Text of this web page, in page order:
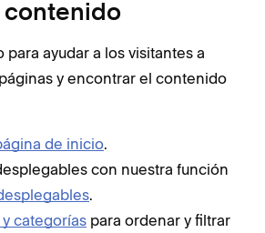
contenido
para ayudar a los visitantes a
y encontrar el contenido
de inicio.
con nuestra función
.
categorías para ordenar y filtrar